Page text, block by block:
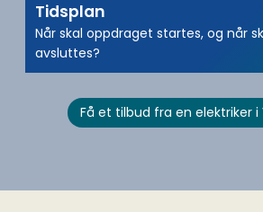
Tidsplan
Når skal oppdraget startes, og når
avsluttes?
Få et tilbud fra en elektriker i